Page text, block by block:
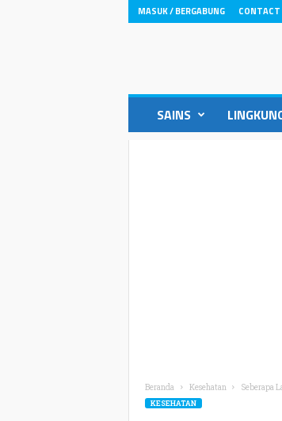
MASUK / BERGABUNG CONTACT
SAINS
Beranda Kesehatan Seberapa
KESEHATAN